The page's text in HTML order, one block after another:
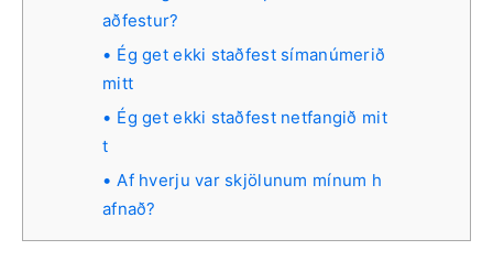
aðfestur?
Ég get ekki staðfest símanúmerið
mitt
Ég get ekki staðfest netfangið mit
t
Af hverju var skjölunum mínum h
afnað?